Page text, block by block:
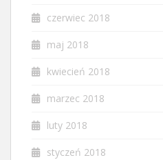
czerwiec 2018
maj 2018
kwiecień 2018
marzec 2018
luty 2018
styczeń 2018